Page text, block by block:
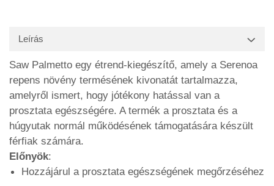
Leírás
Saw Palmetto egy étrend-kiegészítő, amely a Serenoa
repens növény termésének kivonatát tartalmazza,
amelyről ismert, hogy jótékony hatással van a
prosztata egészségére. A termék a prosztata és a
húgyutak normál működésének támogatására készült
férfiak számára.
Előnyök:
Hozzájárul a prosztata egészségének megőrzéséhez